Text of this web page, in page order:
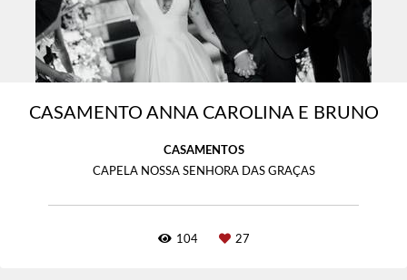
CASAMENTO ANNA CAROLINA E BRUNO
CASAMENTOS
CAPELA NOSSA SENHORA DAS GRAÇAS
104 27